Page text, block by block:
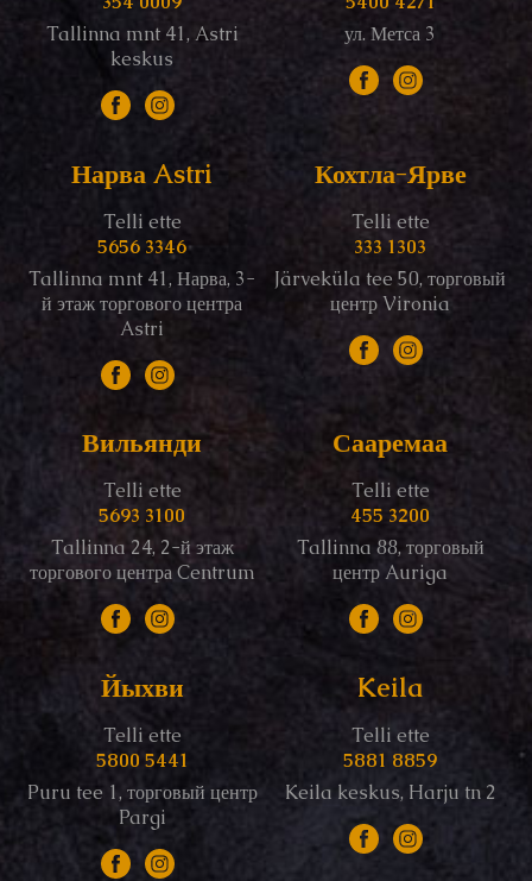
Tallinna mnt 41, Astri
keskus
ул. Метса 3
Нарва Astri
Telli ette
5656 3346
Tallinna mnt 41, Нарва, 3-
й этаж торгового центра
Astri
Кохтла-Ярве
Telli ette
333 1303
Järveküla tee 50, торговый
центр Vironia
Вильянди
Telli ette
5693 3100
Tallinna 24, 2-й этаж
торгового центра Centrum
Сааремаа
Telli ette
455 3200
Tallinna 88, торговый
центр Auriga
Йыхви
Telli ette
5800 5441
Puru tee 1, торговый центр
Pargi
Keila
Telli ette
5881 8859
Keila keskus, Harju tn 2